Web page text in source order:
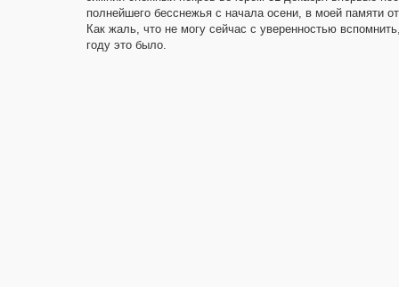
полнейшего бесснежья с начала осени, в моей памяти
Как жаль, что не могу сейчас с уверенностью
году это было.